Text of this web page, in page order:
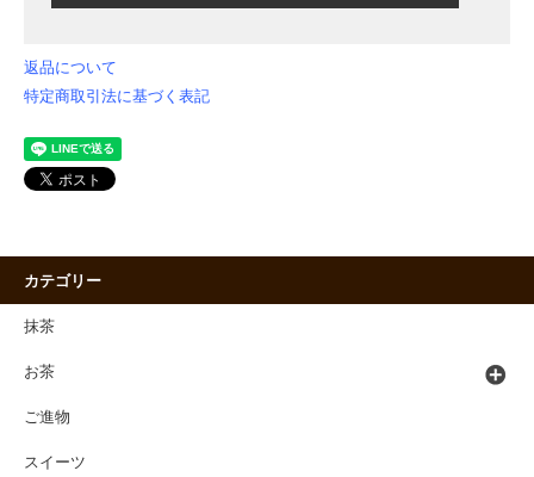
返品について
特定商取引法に基づく表記
カテゴリー
抹茶
お茶
ご進物
スイーツ